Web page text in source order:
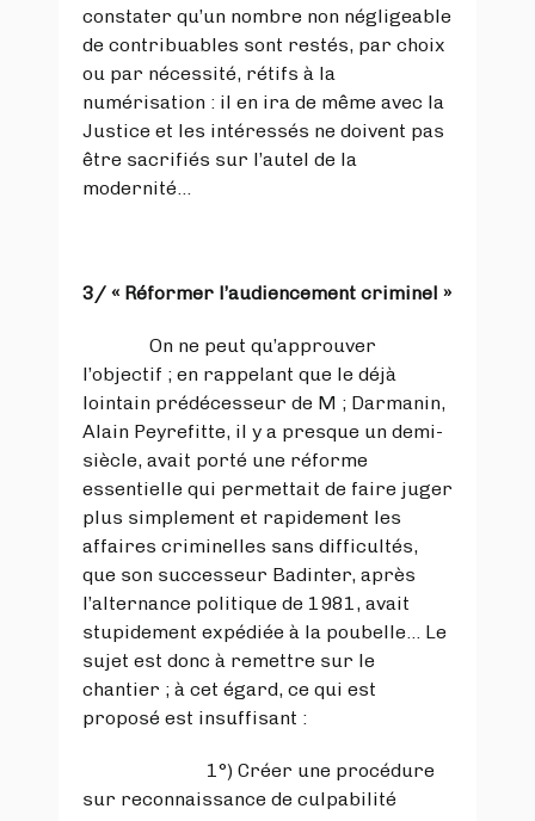
constater qu’un nombre non négligeable
de contribuables sont restés, par choix
ou par nécessité, rétifs à la
numérisation : il en ira de même avec la
Justice et les intéressés ne doivent pas
être sacrifiés sur l’autel de la
modernité…
3/ « Réformer l’audiencement criminel »
On ne peut qu’approuver
l’objectif ; en rappelant que le déjà
lointain prédécesseur de M ; Darmanin,
Alain Peyrefitte, il y a presque un demi-
siècle, avait porté une réforme
essentielle qui permettait de faire juger
plus simplement et rapidement les
affaires criminelles sans difficultés,
que son successeur Badinter, après
l’alternance politique de 1981, avait
stupidement expédiée à la poubelle… Le
sujet est donc à remettre sur le
chantier ; à cet égard, ce qui est
proposé est insuffisant :
1°) Créer une procédure
sur reconnaissance de culpabilité